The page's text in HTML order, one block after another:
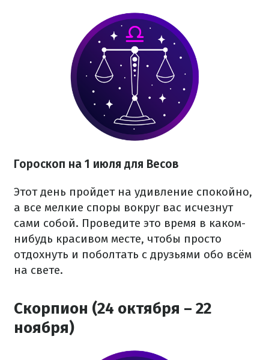
Гороскоп на 1 июля для Весов
Этот день пройдет на удивление спокойно,
а все мелкие споры вокруг вас исчезнут
сами собой. Проведите это время в каком-
нибудь красивом месте, чтобы просто
отдохнуть и поболтать с друзьями обо всём
на свете.
Скорпион (24 октября – 22
ноября)